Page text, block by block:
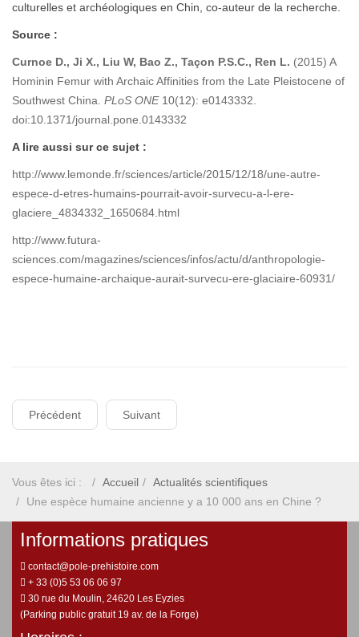
culturelles et archéologiques en Chin, co-auteur de la recherche.
Source :
Curnoe D., Ji X., Liu W, Bao Z., Taçon P.S.C., Ren L. (2015) A
Hominin Femur with Archaic Affinities from the Late Pleistocene of
Southwest China. PLoS ONE10(12): e0143332.
doi:10.1371/journal.pone.0143332
A lire aussi sur ce sujet :
http://www.lemonde.fr/sciences/article/2015/12/18/une-autre-
espece-d-etres-humains-pourrait-avoir-survecu-a-l-ere-
glaciere_4834332_1650684.html
http://www.futura-
sciences.com/magazines/sciences/infos/actu/d/anthropologie-
espece-humaine-archaique-aurait-survecu-ere-glaciaire-60931/
Précédent Suivant
Vous êtes ici : Accueil
Actualités scientifiques
Une espèce humaine ancienne y a 10 000 ans en Chine ?
Informations pratiques
contact@pole-prehistoire.com
+ 33 (0)5 53 06 06 97
30 rue du Moulin, 24620 Les Eyzies
(Parking public gratuit 19 av. de la Forge)